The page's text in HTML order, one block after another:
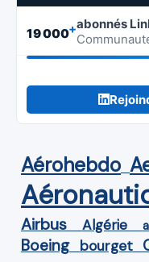
19 000+abonnés
Aérohebdo
Airbus Algérie
Boeing bourget